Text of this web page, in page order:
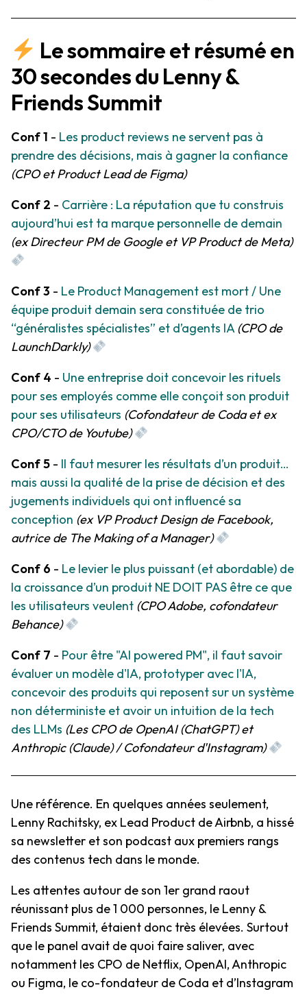
Le sommaire et résumé en
30 secondes du Lenny &
Friends Summit
Conf 1 - Les product reviews ne servent pas à
prendre des décisions, mais à gagner la confiance
(CPO et Product Lead de Figma)
Conf 2 - Carrière : La réputation que tu construis
aujourd’hui est ta marque personnelle de demain
(ex Directeur PM de Google et VP Product de Meta)
Conf 3 - Le Product Management est mort / Une
équipe produit demain sera constituée de trio
“généralistes spécialistes” et d’agents IA (CPO de
LaunchDarkly)
Conf 4 - Une entreprise doit concevoir les rituels
pour ses employés comme elle conçoit son produit
pour ses utilisateurs (Cofondateur de Coda et ex
CPO/CTO de Youtube)
Conf 5 - Il faut mesurer les résultats d’un produit…
mais aussi la qualité de la prise de décision et des
jugements individuels qui ont influencé sa
conception (ex VP Product Design de Facebook,
autrice de The Making of a Manager)
Conf 6 - Le levier le plus puissant (et abordable) de
la croissance d’un produit NE DOIT PAS être ce que
les utilisateurs veulent (CPO Adobe, cofondateur
Behance)
Conf 7 - Pour être "AI powered PM", il faut savoir
évaluer un modèle d'IA, prototyper avec l'IA,
concevoir des produits qui reposent sur un système
non déterministe et avoir un intuition de la tech
des LLMs (Les CPO de OpenAI (ChatGPT) et
Anthropic (Claude) / Cofondateur d'Instagram)
Une référence. En quelques années seulement,
Lenny Rachitsky, ex Lead Product de Airbnb, a hissé
sa newsletter et son podcast aux premiers rangs
des contenus tech dans le monde.
Les attentes autour de son 1er grand raout
réunissant plus de 1 000 personnes, le Lenny &
Friends Summit, étaient donc très élevées. Surtout
que le panel avait de quoi faire saliver, avec
notamment les CPO de Netflix, OpenAI, Anthropic
ou Figma, le co-fondateur de Coda et d’Instagram